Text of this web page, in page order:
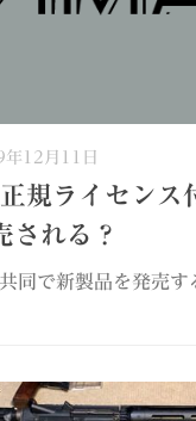
12月11日
規ライセンス
される？
同で新製品を発売す